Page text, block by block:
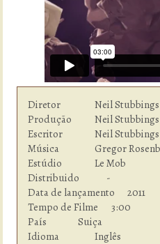
Diretor         	Neil Stubbings
Produção        	Neil Stubbings
Escritor        	Neil Stubbings
Música          	Gregor Rosenberger
Estúdio  	        Le Mob
Distribuido             -
Data de lançamento      2011
Tempo de Filme    	3:00
País            	Suiça
Idioma  	        Inglês